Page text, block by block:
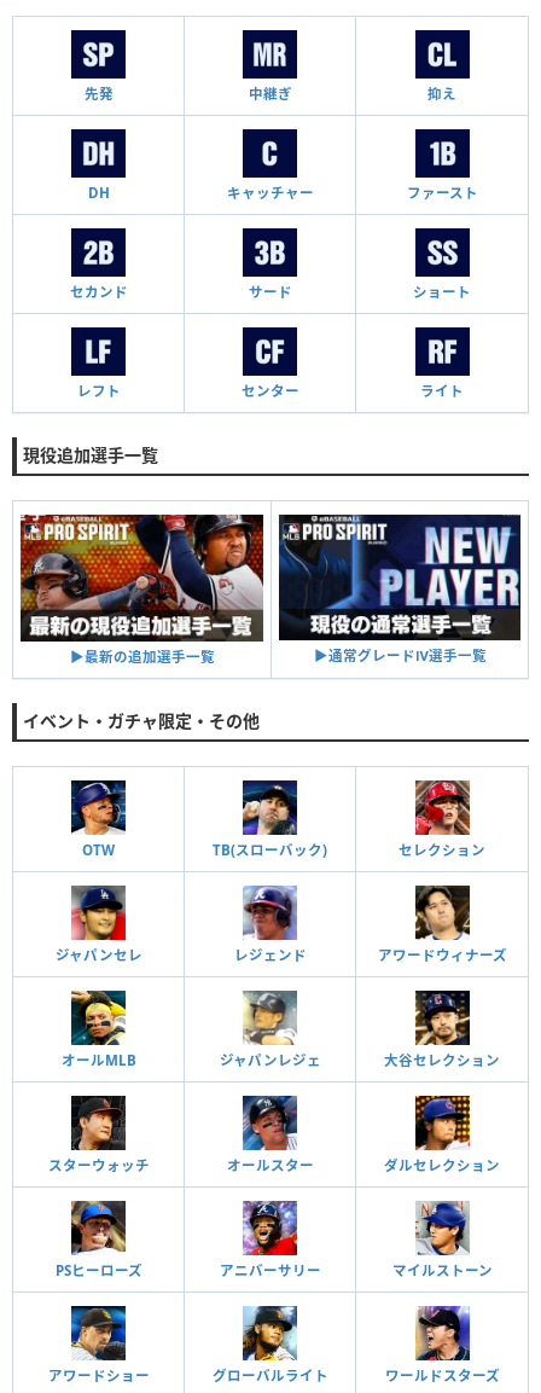
先発 中継ぎ 抑え
DH キャッチャー ファースト
セカンド サード ショート
レフト センター ライト
現役追加選手一覧
▶︎最新の追加選手一覧 ▶︎通常グレードⅣ選手一覧
イベント・ガチャ限定・その他
OTW TB(スローバック) セレクション
ジャパンセレ レジェンド アワードウィナーズ
オールMLB ジャパンレジェ 大谷セレクション
スターウォッチ オールスター ダルセレクション
PSヒーローズ アニバーサリー マイルストーン
アワードショー グローバルライト ワールドスターズ